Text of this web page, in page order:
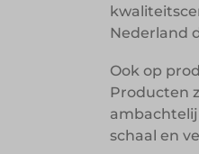
Nederland
Ook op
Producten
schaal en